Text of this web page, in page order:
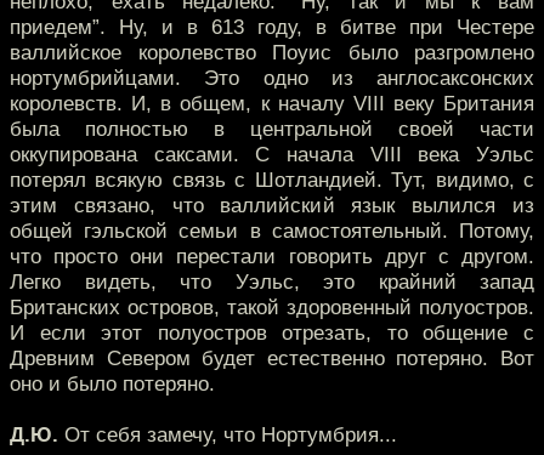
приедем”. Ну, и в 613 году, в битве при Честере
валлийское королевство Поуис было разгромлено
нортумбрийцами. Это одно из англосаксонских
королевств. И, в общем, к началу VIII веку Британия
была полностью в центральной своей части
оккупирована саксами. С начала VIII века Уэльс
потерял всякую связь с Шотландией. Тут, видимо, с
этим связано, что валлийский язык вылился из
общей гэльской семьи в самостоятельный. Потому,
что просто они перестали говорить друг с другом.
Легко видеть, что Уэльс, это крайний запад
Британских островов, такой здоровенный полуостров.
И если этот полуостров отрезать, то общение с
Древним Севером будет естественно потеряно. Вот
оно и было потеряно.
Д.Ю. От себя замечу, что Нортумбрия...